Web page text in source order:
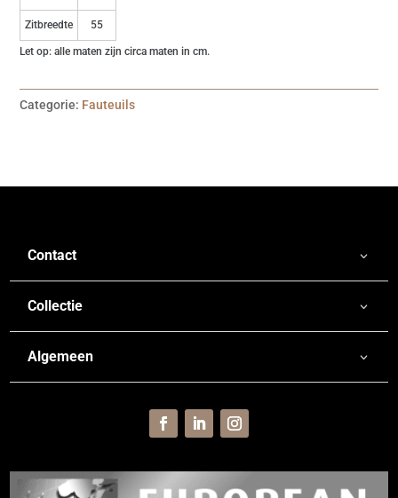
Zitbreedte 55
Let op: alle maten zijn circa maten in cm.
Categorie: Fauteuils
Contact
Collectie
Algemeen